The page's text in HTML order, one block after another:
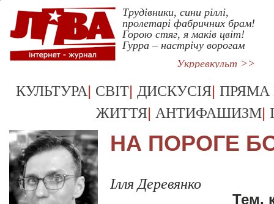
Трудівники, сини ріллі,
пролетарі фабричних брам!
Горою стяг, я маків цвіт!
Гурра – настрічу ворогам
Укрревкульт >>
КУЛЬТУРА| СВІТ| ДИСКУСІЯ| ПРЯМА
ЖИТТЯ| АНТИФАШИЗМ|
НА ПОРОГЕ
Ілля Деревянко
Тем,